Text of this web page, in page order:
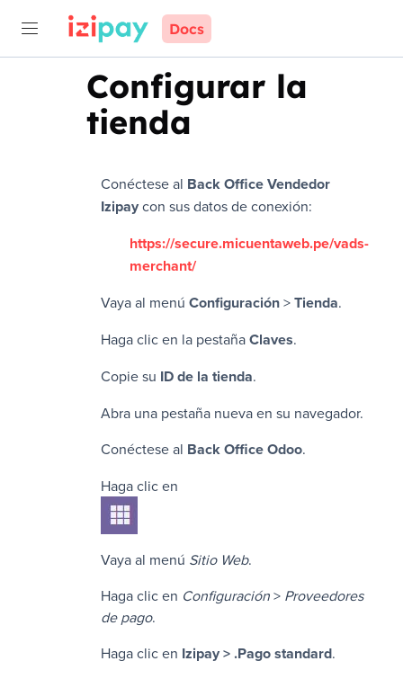
Docs
Configurar la
tienda
Conéctese al Back Office Vendedor
Izipaycon sus datos de conexión:
https://secure.micuentaweb.pe/vads-
merchant/
Vaya al menú Configuración>Tienda.
Haga clic en la pestañaClaves.
Copie su ID de la tienda.
Abra una pestaña nueva en su navegador.
Conéctese al Back OfficeOdoo.
Haga clic en
Vaya al menú Sitio Web.
Haga clic en Configuración> Proveedores
de pago.
Haga clic en Izipay> .Pago standard.